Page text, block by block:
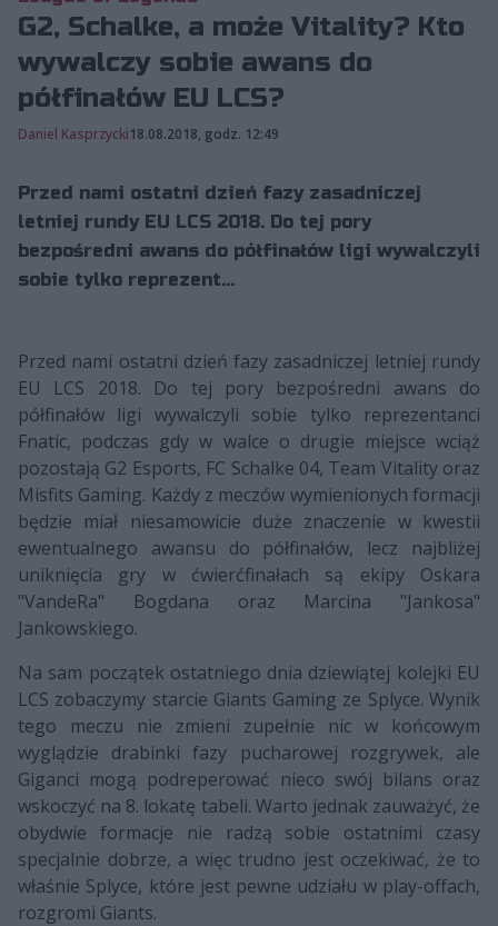
G2, Schalke, a może Vitality? Kto
wywalczy sobie awans do
półfinałów EU LCS?
Daniel Kasprzycki18.08.2018, godz. 12:49
Przed nami ostatni dzień fazy zasadniczej
letniej rundy EU LCS 2018. Do tej pory
bezpośredni awans do półfinałów ligi wywalczyli
sobie tylko reprezent...
Przed nami ostatni dzień fazy zasadniczej letniej rundy
EU LCS 2018. Do tej pory bezpośredni awans do
półfinałów ligi wywalczyli sobie tylko reprezentanci
Fnatic, podczas gdy w walce o drugie miejsce wciąż
pozostają G2 Esports, FC Schalke 04, Team Vitality oraz
Misfits Gaming. Każdy z meczów wymienionych formacji
będzie miał niesamowicie duże znaczenie w kwestii
ewentualnego awansu do półfinałów, lecz najbliżej
uniknięcia gry w ćwierćfinałach są ekipy Oskara
"VandeRa" Bogdana oraz Marcina "Jankosa"
Jankowskiego.
Na sam początek ostatniego dnia dziewiątej kolejki EU
LCS zobaczymy starcie Giants Gaming ze Splyce. Wynik
tego meczu nie zmieni zupełnie nic w końcowym
wyglądzie drabinki fazy pucharowej rozgrywek, ale
Giganci mogą podreperować nieco swój bilans oraz
wskoczyć na 8. lokatę tabeli. Warto jednak zauważyć, że
obydwie formacje nie radzą sobie ostatnimi czasy
specjalnie dobrze, a więc trudno jest oczekiwać, że to
właśnie Splyce, które jest pewne udziału w play-offach,
rozgromi Giants.